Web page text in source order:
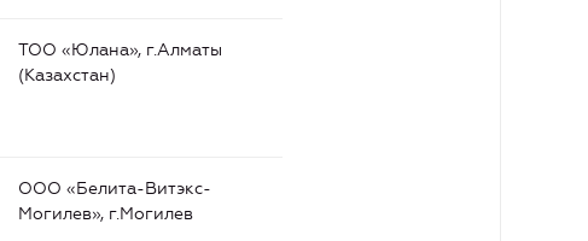
ТОО «Юлана», г.Алматы
(Казахстан)
ООО «Белита-Витэкс-
Могилев», г.Могилев